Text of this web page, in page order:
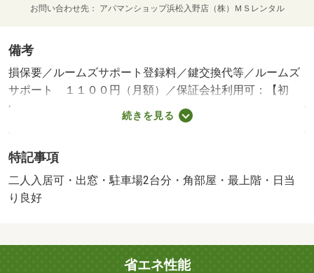
お問い合わせ先 アパマンショップ浜松入野店（株）ＭＳレンタル
備考
損保要／ルームズサポート登録料／鍵交換代等／ルームズ
サポート １１００円（月額）／保証会社利用可：【初
回】賃料総額の５０％ 【月額】賃料総額の１％ 【更
新】１０，０００円／年／二人入居可／子供可／駐２台可
Ｖインターホン／室内洗濯置／陽当り良好／シューズボッ
クス／システムキッチン／南向き／角住戸／温水洗浄便座
／脱衣所／洗面所独立／駐輪場／押入／礼金不要／最上階
用可／上階無し／平面駐車場／ＬＤＫ１２畳以上／和室／
都市ガス／洗面所にドア／南面バルコニー／敷金・礼金不
続きを見る
特記事項
二人入居可・出窓・駐車場2台分・角部屋・最上階・日当
り良好
省エネ性能